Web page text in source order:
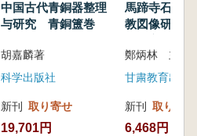
中国古代青銅器整理
与研究 青銅簠巻
胡嘉麟著
科学出版社
新刊 取り寄せ
19,701円
馬蹄寺石窟
教図像研究
書 第二輯
甘粛教育出版
新刊 取り寄せ
6,468円